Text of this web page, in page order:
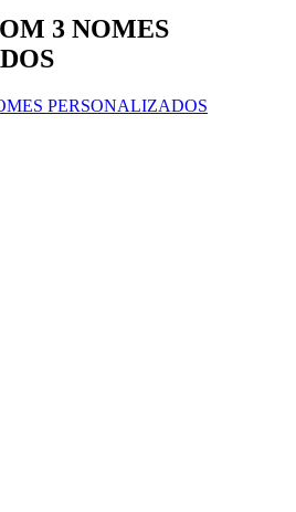
3 NOMES
PERSONALIZADOS